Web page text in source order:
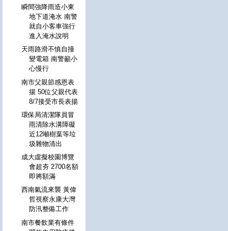
瞬間強降雨造小東
地下道淹水 南警
就自小客車強行
進入淹水說明
天雨路滑不慎自撞
變電箱 南警籲小
心慢行
南市父親節感恩表
揚 50位父親代表
8/7接受市長表揚
環保局清潔隊員冒
雨清除水溝障礙
近12噸樹葉等垃
圾雜物清出
成大虛擬校園博覽
會超夯 2700名額
即將額滿
西南氣流來襲 黃偉
哲視察永康大灣
防汛整備工作
南市餐飲業有條件